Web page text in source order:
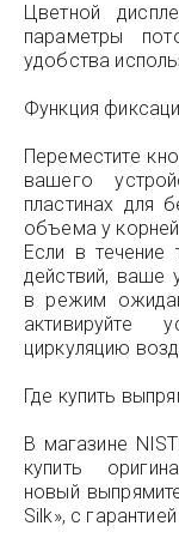
Цветной
параметры
удобства
Функция
Переместите
вашего
пластинах для
объема у
Если в течение
действий, ваше
в режим
активируйте
циркуляцию
Где купить
В магазине
купить
новый
Silk», с